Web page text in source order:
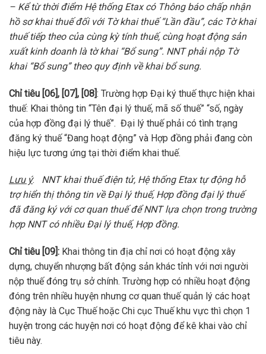
– Kể từ thời điểm Hệ thống Etax có Thông báo chấp nhận
hồ sơ khai thuế đối với Tờ khai thuế “Lần đầu”, các Tờ khai
thuế tiếp theo của cùng kỳ tính thuế, cùng hoạt động sản
xuất kinh doanh là tờ khai “Bổ sung”. NNT phải nộp Tờ
khai “Bổ sung” theo quy định về khai bổ sung.
Chỉ tiêu [06], [07], [08]: Trường hợp Đại ký thuế thực hiện khai
thuế: Khai thông tin “Tên đại lý thuế, mã số thuế” “số, ngày
của hợp đồng đại lý thuế”. Đại lý thuế phải có tình trạng
đăng ký thuế “Đang hoạt động” và Hợp đồng phải đang còn
hiệu lực tương ứng tại thời điểm khai thuế.
Lưu ý: NNT khai thuế điện tử, Hệ thống Etax tự động hỗ
trợ hiển thị thông tin về Đại lý thuế, Hợp đồng đại lý thuế
đã đăng ký với cơ quan thuế để NNT lựa chọn trong trường
hợp NNT có nhiều Đại lý thuế, Hợp đồng.
Chỉ tiêu [09]: Khai thông tin địa chỉ nơi có hoạt động xây
dựng, chuyển nhượng bất động sản khác tỉnh với nơi người
nộp thuế đóng trụ sở chính. Trường hợp có nhiều hoạt động
đóng trên nhiều huyện nhưng cơ quan thuế quản lý các hoạt
động này là Cục Thuế hoặc Chi cục Thuế khu vực thì chọn 1
huyện trong các huyện nơi có hoạt động để kê khai vào chỉ
tiêu này.